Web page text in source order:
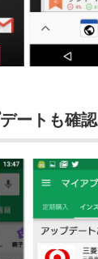
ートも確認